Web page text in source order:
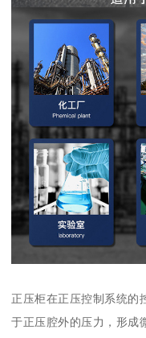
正压柜在正压控制系统的
于正压腔外的压力，形成